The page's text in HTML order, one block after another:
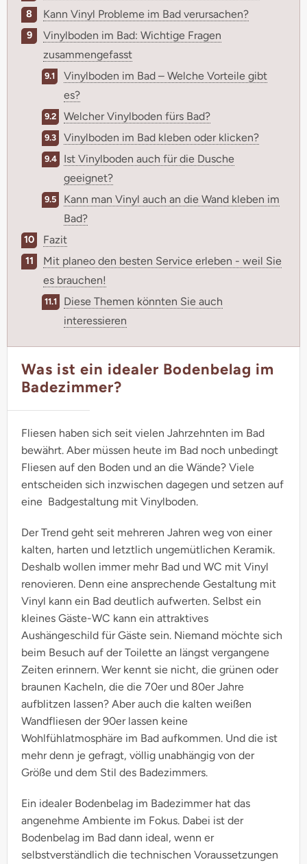
Kann Vinyl Probleme im Bad verursachen?
Vinylboden im Bad: Wichtige Fragen
zusammengefasst
Vinylboden im Bad – Welche Vorteile gibt
es?
Welcher Vinylboden fürs Bad?
Vinylboden im Bad kleben oder klicken?
Ist Vinylboden auch für die Dusche
geeignet?
Kann man Vinyl auch an die Wand kleben im
Bad?
Fazit
Mit planeo den besten Service erleben - weil Sie
es brauchen!
Diese Themen könnten Sie auch
interessieren
Was ist ein idealer Bodenbelag im
Badezimmer?
Fliesen haben sich seit vielen Jahrzehnten im Bad
bewährt. Aber müssen heute im Bad noch unbedingt
Fliesen auf den Boden und an die Wände? Viele
entscheiden sich inzwischen dagegen und setzen auf
eine Badgestaltung mit Vinylboden.
Der Trend geht seit mehreren Jahren weg von einer
kalten, harten und letztlich ungemütlichen Keramik.
Deshalb wollen immer mehr Bad und WC mit Vinyl
renovieren. Denn eine ansprechende Gestaltung mit
Vinyl kann ein Bad deutlich aufwerten. Selbst ein
kleines Gäste-WC kann ein attraktives
Aushängeschild für Gäste sein. Niemand möchte sich
beim Besuch auf der Toilette an längst vergangene
Zeiten erinnern. Wer kennt sie nicht, die grünen oder
braunen Kacheln, die die 70er und 80er Jahre
aufblitzen lassen? Aber auch die kalten weißen
Wandfliesen der 90er lassen keine
Wohlfühlatmosphäre im Bad aufkommen. Und die ist
mehr denn je gefragt, völlig unabhängig von der
Größe und dem Stil des Badezimmers.
Ein idealer Bodenbelag im Badezimmer hat das
angenehme Ambiente im Fokus. Dabei ist der
Bodenbelag im Bad dann ideal, wenn er
selbstverständlich die technischen Voraussetzungen